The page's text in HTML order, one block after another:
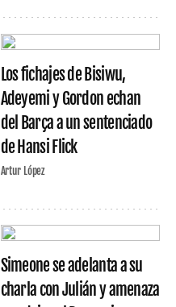
Los fichajes de Bisiwu,
Adeyemi y Gordon echan
del Barça a un sentenciado
de Hansi Flick
Artur López
Simeone se adelanta a su
charla con Julián y amenaza